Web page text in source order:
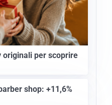
originali per scoprire
shop: +11,6%